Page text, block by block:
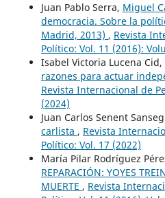
Juan Pablo Serra, Miguel
democracia. Sobre la
Madrid, 2013) , Revista
Político: Vol. 11 (2016):
Isabel Victoria Lucena Cid,
razones para actuar
Revista Internacional de
(2024)
Juan Carlos Senent
carlista , Revista
Político: Vol. 17 (2022)
María Pilar Rodríguez
REPARACIÓN: YOYES
MUERTE , Revista